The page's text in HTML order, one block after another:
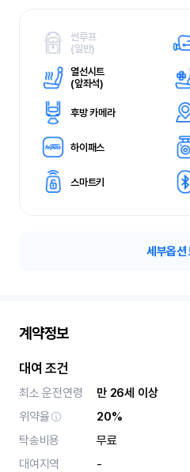
썬루프
(일반)
열선시트
(앞좌석)
후방 카메라
하이패스
스마트키
세부옵션
계약정보
대여 조건
최소 운전연령
만 26세 이상
위약율
20%
탁송비용
무료
대여지역
-